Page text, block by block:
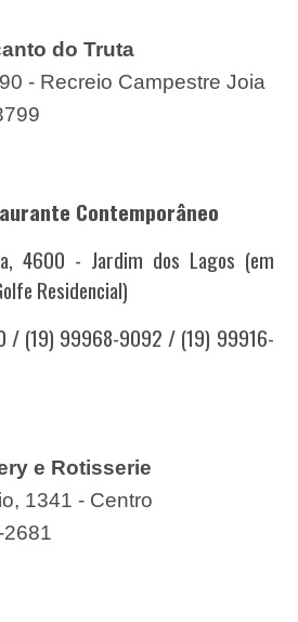
do Truta
- Recreio Campestre Joia
Contemporâneo
4600 - Jardim dos Lagos (em
Residencial)
/ (19) 99968-9092 / (19) 99916-
e Rotisserie
1341 - Centro